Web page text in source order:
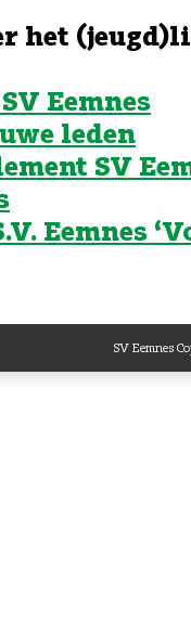
het
Eemnes
leden
SV
Eemnes
SV Eemnes